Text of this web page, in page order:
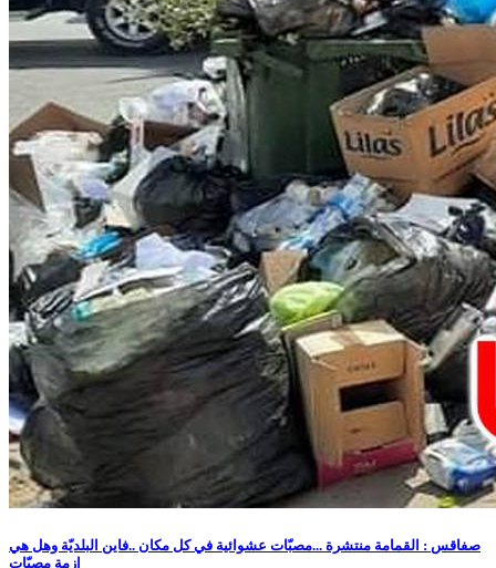
صفاقس : القمامة منتشرة ...مصبّات عشوائية في كل مكان ..فاين البلديّة وهل هي
ازمة مصبّات